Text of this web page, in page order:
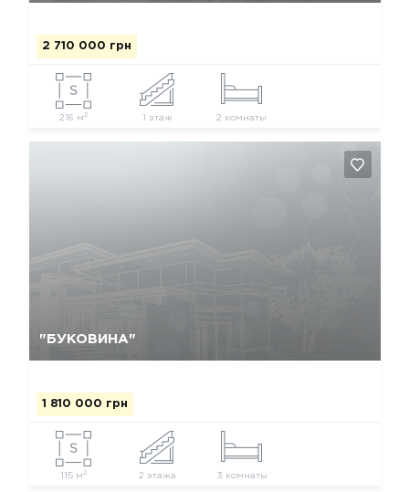
2 710 000 грн
216 м2 1 этаж 2 комнаты
"БУКОВИНА"
1 810 000 грн
115 м 2 2 этажа 3 комнаты